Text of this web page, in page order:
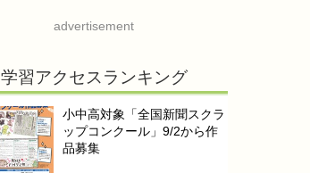
advertisement
学習アクセスランキング
小中高対象「全国新聞スクラ
ップコンクール」9/2から作
品募集